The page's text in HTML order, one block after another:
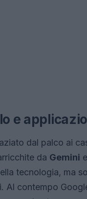
e
dal palco ai
da Gemini
tecnologia, ma
Al contempo